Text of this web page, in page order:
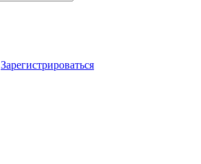
Зарегистрироваться